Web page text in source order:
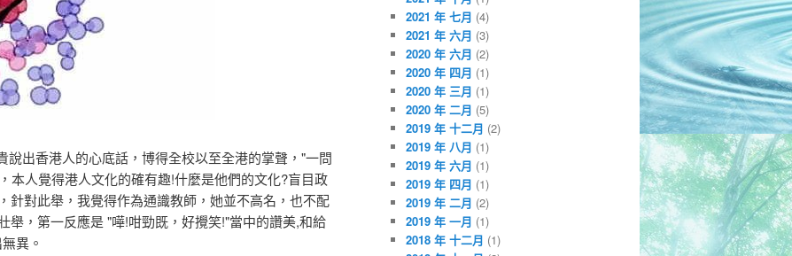
出香港人的心底話，博得全校以至全港的掌聲，"一問
本人覺得港人文化的確有趣!什麼是他們的文化?盲目政
針對此舉，我覺得作為通識教師，她並不高名，也不配
舉，第一反應是 "嘩!咁勁既，好攪笑!"當中的讚美,和給
異。
2021 年 七月 (4)
2021 年 六月 (3)
2020 年 六月 (2)
2020 年 四月 (1)
2020 年 三月 (1)
2020 年 二月 (5)
2019 年 十二月 (2)
2019 年 八月 (1)
2019 年 六月 (1)
2019 年 四月 (1)
2019 年 二月 (2)
2019 年 一月 (1)
2018 年 十二月 (1)